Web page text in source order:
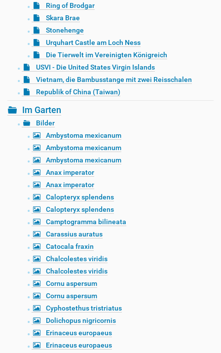
Ring of Brodgar
Skara Brae
Stonehenge
Urquhart Castle am Loch Ness
Die Tierwelt im Vereinigten Königreich
USVI - Die United States Virgin Islands
Vietnam, die Bambusstange mit zwei Reisschalen
Republik of China (Taiwan)
Im Garten
Bilder
Ambystoma mexicanum
Ambystoma mexicanum
Ambystoma mexicanum
Anax imperator
Anax imperator
Calopteryx splendens
Calopteryx splendens
Camptogramma bilineata
Carassius auratus
Catocala fraxin
Chalcolestes viridis
Chalcolestes viridis
Cornu aspersum
Cornu aspersum
Cyphostethus tristriatus
Dolichopus nigricornis
Erinaceus europaeus
Erinaceus europaeus